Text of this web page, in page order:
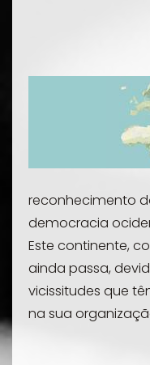
reconhecimento
democracia
Este continente,
ainda passa,
vicissitudes que
na sua